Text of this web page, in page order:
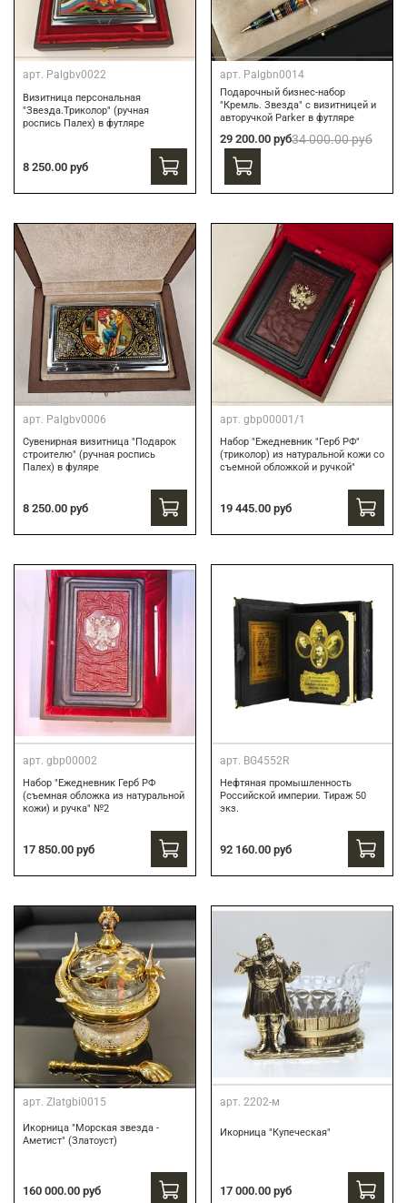
арт. Palgbv0022
Визитница персональная
"Звезда.Триколор" (ручная
роспись Палех) в футляре
8 250.00 руб
арт. Palgbn0014
Подарочный бизнес-набор
"Кремль. Звезда" с визитницей и
авторучкой Parker в футляре
29 200.00 руб34 000.00 руб
арт. Palgbv0006
Сувенирная визитница "Подарок
строителю" (ручная роспись
Палех) в фуляре
8 250.00 руб
арт. gbp00001/1
Набор "Ежедневник "Герб РФ"
(триколор) из натуральной кожи со
съемной обложкой и ручкой"
19 445.00 руб
арт. gbp00002
Набор "Ежедневник Герб РФ
(съемная обложка из натуральной
кожи) и ручка" №2
17 850.00 руб
арт. BG4552R
Нефтяная промышленность
Российской империи. Тираж 50
экз.
92 160.00 руб
арт. Zlatgbi0015
Икорница "Морская звезда -
Аметист" (Златоуст)
160 000.00 руб
арт. 2202-м
Икорница "Купеческая"
17 000.00 руб